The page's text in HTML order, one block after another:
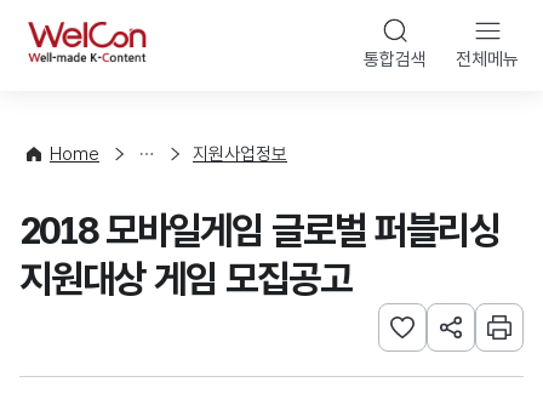
WelCon 통합검색 전체메뉴
Home
사
청
지원사업정보
2018 모바일게임 글로벌 퍼블리싱
지원대상 게임 모집공고
관심사 등록하기
URL 공유하
인쇄